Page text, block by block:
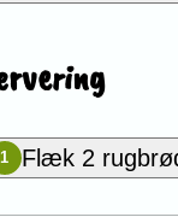
1 Flæk 2